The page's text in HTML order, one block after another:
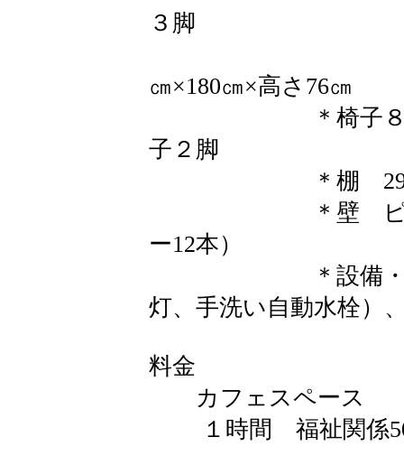
３脚
㎝×180㎝×高さ76㎝
＊椅子８脚、丸
子２脚
＊棚 29㎝×94
＊壁 ピクチャ
ー12本）
＊設備・車椅子
灯、手洗い自動水栓）
料金
カフェスペース
１時間 福祉関係